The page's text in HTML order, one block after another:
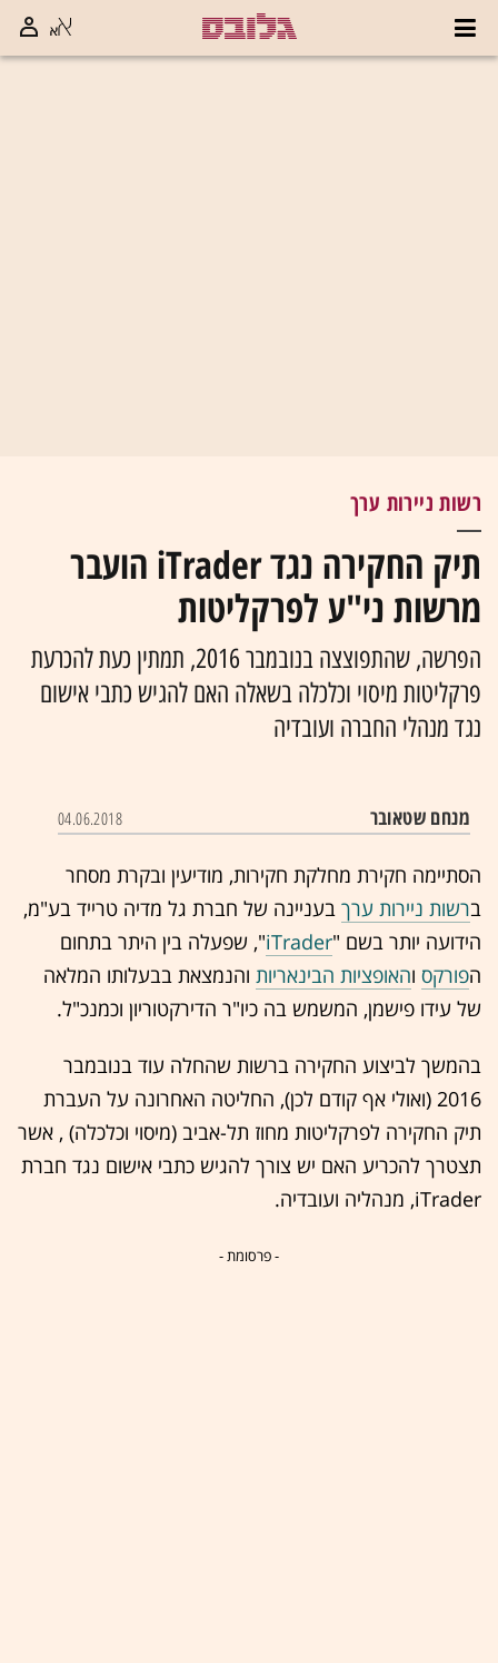
רשות ניירות ערך
תיק החקירה נגד iTrader הועבר
מרשות ני"ע לפרקליטות
הפרשה, שהתפוצצה בנובמבר 2016, תמתין כעת להכרעת
פרקליטות מיסוי וכלכלה בשאלה האם להגיש כתבי אישום
נגד מנהלי החברה ועובדיה
מנחם שטאובר 04.06.2018
הסתיימה חקירת מחלקת חקירות, מודיעין ובקרת מסחר
ברשות ניירות ערך בעניינה של חברת גל מדיה טרייד בע"מ,
הידועה יותר בשם "iTrader", שפעלה בין היתר בתחום
הפורקס והאופציות הבינאריות והנמצאת בבעלותו המלאה
של עידו פישמן, המשמש בה כיו"ר הדירקטוריון וכמנכ"ל.
בהמשך לביצוע החקירה ברשות שהחלה עוד בנובמבר
2016 (ואולי אף קודם לכן), החליטה האחרונה על העברת
תיק החקירה לפרקליטות מחוז תל-אביב (מיסוי וכלכלה) , אשר
תצטרך להכריע האם יש צורך להגיש כתבי אישום נגד חברת
iTrader, מנהליה ועובדיה.
- פרסומת -